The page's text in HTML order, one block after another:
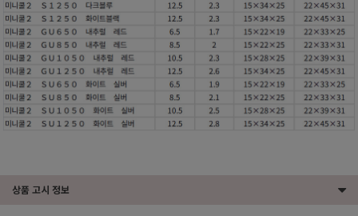
상품 고시 정보